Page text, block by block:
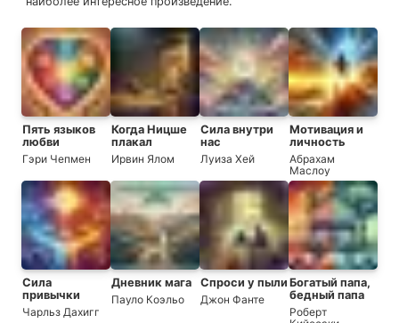
Пять языков
любви
Гэри Чепмен
Когда Ницше
плакал
Ирвин Ялом
Сила внутри
нас
Луиза Хей
Мотивация и
личность
Абрахам
Маслоу
Сила
привычки
Чарльз Дахигг
Дневник мага
Пауло Коэльо
Спроси у пыли
Джон Фанте
Богатый папа,
бедный папа
Роберт